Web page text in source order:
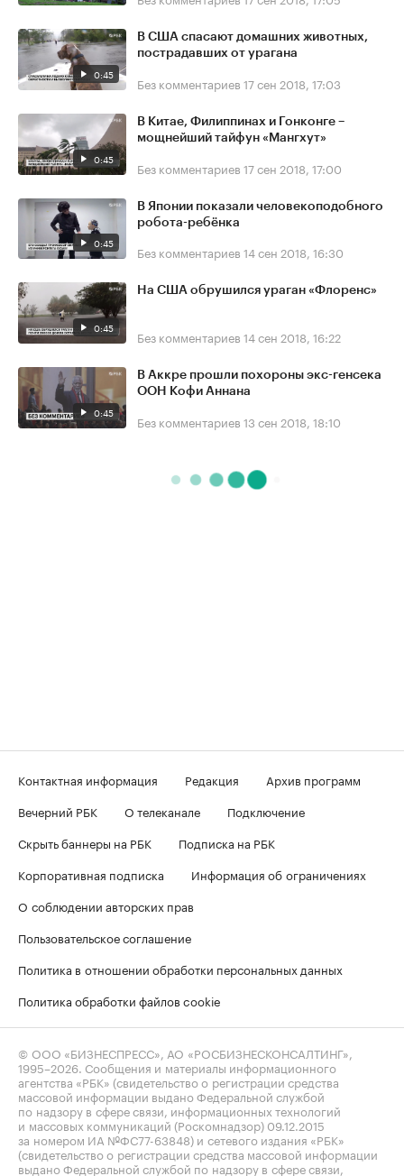
0:45
В США спасают домашних животных,
пострадавших от урагана
Без комментариев 17 сен 2018, 17:03
0:45
В Китае, Филиппинах и Гонконге –
мощнейший тайфун «Мангхут»
Без комментариев 17 сен 2018, 17:00
0:45
В Японии показали человекоподобного
робота-ребёнка
Без комментариев 14 сен 2018, 16:30
0:45
На США обрушился ураган «Флоренс»
Без комментариев 14 сен 2018, 16:22
0:45
В Аккре прошли похороны экс-генсека
ООН Кофи Аннана
Без комментариев 13 сен 2018, 18:10
Контактная информация Редакция
Архив программ
Вечерний РБК
О телеканале
Подключение
Скрыть баннеры на РБК
Подписка на РБК
Корпоративная подписка
Информация об ограничениях
О соблюдении авторских прав
Пользовательское соглашение
Политика в отношении обработки персональных данных
Политика обработки файлов cookie
© ООО «БИЗНЕСПРЕСС», АО «РОСБИЗНЕСКОНСАЛТИНГ»,
1995–2026 . Сообщения и материалы информационного
агентства «РБК» (свидетельство о регистрации средства
массовой информации выдано Федеральной службой
по надзору в сфере связи, информационных технологий
и массовых коммуникаций (Роскомнадзор) 09.12.2015
за номером ИА №ФС77-63848) и сетевого издания «РБК»
(свидетельство о регистрации средства массовой информации
выдано Федеральной службой по надзору в сфере связи,